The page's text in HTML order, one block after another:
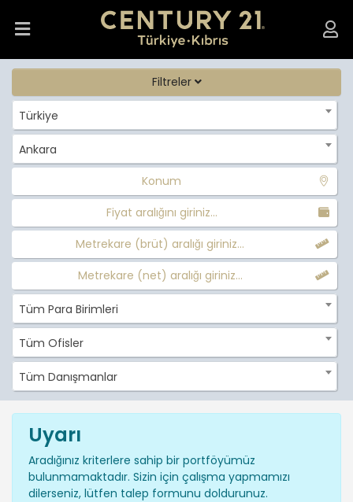
Filtreler
Türkiye
Ankara
Konum
Fiyat aralığını giriniz...
Metrekare (brüt) aralığı giriniz...
Metrekare (net) aralığı giriniz...
Tüm Para Birimleri
Tüm Ofisler
Tüm Danışmanlar
Uyarı
Aradığınız kriterlere sahip bir portföyümüz
bulunmamaktadır. Sizin için çalışma yapmamızı
dilerseniz, lütfen talep formunu doldurunuz.